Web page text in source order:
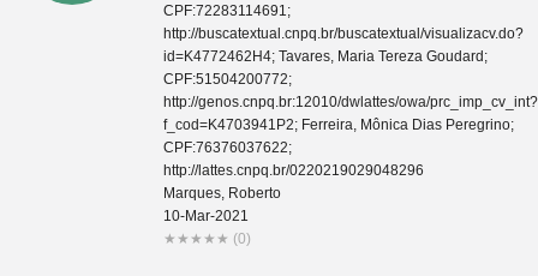
CPF:72283114691;
http://buscatextual.cnpq.br/buscatextual/visualizacv.do?
id=K4772462H4; Tavares, Maria Tereza Goudard;
CPF:51504200772;
http://genos.cnpq.br:12010/dwlattes/owa/prc_imp_cv_int?
f_cod=K4703941P2; Ferreira, Mônica Dias Peregrino;
CPF:76376037622;
http://lattes.cnpq.br/0220219029048296
Marques, Roberto
10-Mar-2021
★ ★ ★ ★ ★ (0)